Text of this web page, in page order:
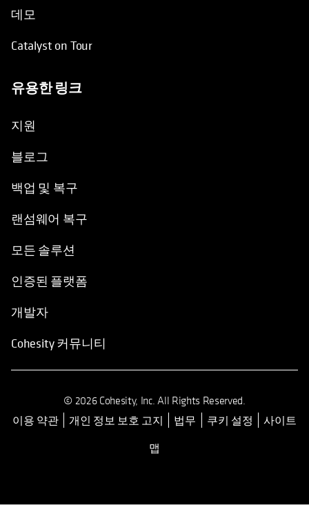
데모
Catalyst on Tour
유용한 링크
지원
블로그
백업 및 복구
랜섬웨어 복구
모든 솔루션
인증된 플랫폼
개발자
opens in a new tab
Cohesity 커뮤니티
© 2026 Cohesity, Inc. All Rights Reserved.
이용 약관 opens in a new tab
개인 정보 보호 고지 법무 쿠키 설정
사이트
맵